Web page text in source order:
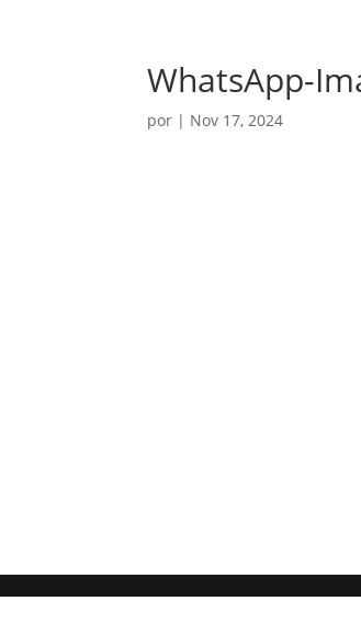
WhatsApp-
por | Nov 17, 2024